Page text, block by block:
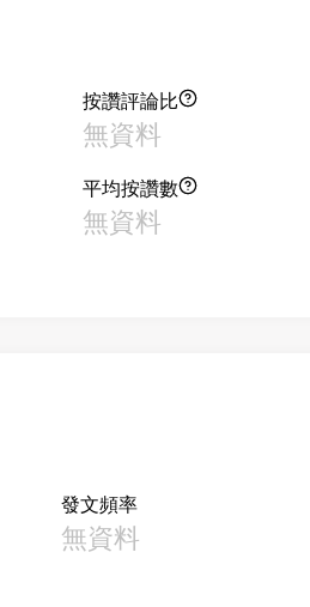
按讚評論比
無資料
平均按讚數
無資料
發文頻率
無資料